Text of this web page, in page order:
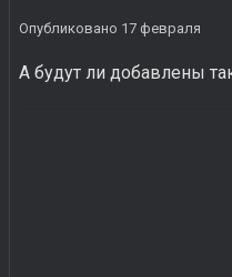
Опубликовано 17 февраля
А будут ли добавлены